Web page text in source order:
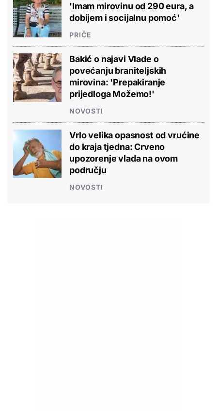
'Imam mirovinu od 290 eura, a
dobijem i socijalnu pomoć'
PRIČE
Bakić o najavi Vlade o
povećanju braniteljskih
mirovina: 'Prepakiranje
prijedloga Možemo!'
NOVOSTI
Vrlo velika opasnost od vrućine
do kraja tjedna: Crveno
upozorenje vlada na ovom
području
NOVOSTI